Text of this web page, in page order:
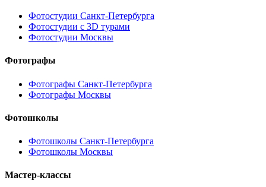
Фотостудии Санкт-Петербурга
Фотостудии с 3D турами
Фотостудии Москвы
Фотографы
Фотографы Санкт-Петербурга
Фотографы Москвы
Фотошколы
Фотошколы Санкт-Петербурга
Фотошколы Москвы
Мастер-классы